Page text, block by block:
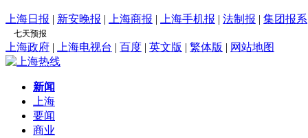
上海日报 | 新安晚报 | 上海商报 | 上海手机报 | 法制报 | 集团报系
上海政府 | 上海电视台 | 百度 | 英文版 | 繁体版 | 网站地图
新闻
上海
要闻
商业